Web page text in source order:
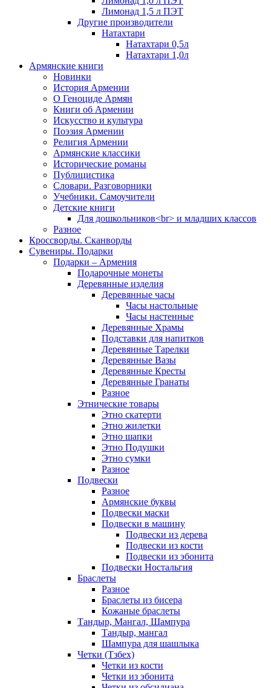
Лимонад 1,5 л ПЭТ
Другие производители
Натахтари
Натахтари 0,5л
Натахтари 1,0л
Армянские книги
Новинки
История Армении
О Геноциде Армян
Книги об Армении
Иcкусство и культура
Поэзия Армении
Религия Армении
Армянские классики
Исторические романы
Публицистика
Словари. Разговорники
Учебники. Самоучители
Детские книги
Для дошкольников<br> и младших классов
Разное
Кроссворды. Сканворды
Сувениры. Подарки
Подарки – Армения
Подарочные монеты
Деревянные изделия
Деревянные часы
Часы настольные
Часы настенные
Деревянные Храмы
Подставки для напитков
Деревянные Тарелки
Деревянные Вазы
Деревянные Кресты
Деревянные Гранаты
Разное
Этнические товары
Этно скатерти
Этно жилетки
Этно шапки
Этно Подушки
Этно сумки
Разное
Подвески
Разное
Армянские буквы
Подвески маски
Подвески в машину
Подвески из дерева
Подвески из кости
Подвески из эбонита
Подвески Ностальгия
Браслеты
Разное
Браслеты из бисера
Кожаные браслеты
Тандыр, Мангал, Шампура
Тандыр, мангал
Шампура для шашлыка
Четки (Тзбех)
Четки из кости
Четки из эбонита